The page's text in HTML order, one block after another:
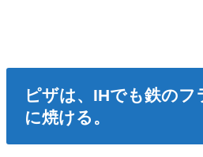
ピザは、IHでも鉄のフ
に焼ける。